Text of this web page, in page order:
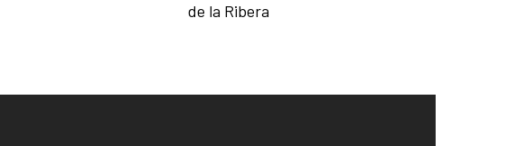
de la Ribera